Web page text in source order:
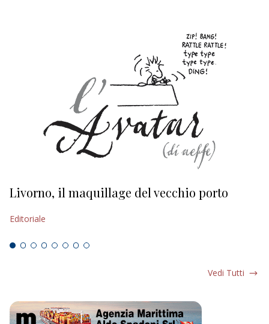
Livorno, il maquillage del vecchio porto
Editoriale
Vedi Tutti